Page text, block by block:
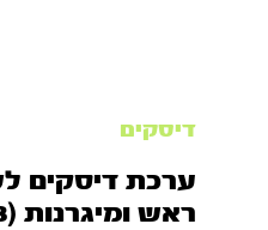
דיסקים
ערכת דיסקים
ראש ומיגרנות (3 דיסקים CD)